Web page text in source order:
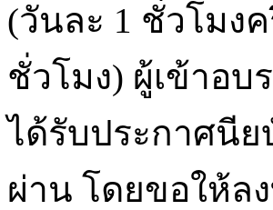
(วันละ 1 ชั่วโมง
ชั่วโมง) ผู้เข้าอ
ได้รับประกาศนี
ผ่าน โดยขอให้ล